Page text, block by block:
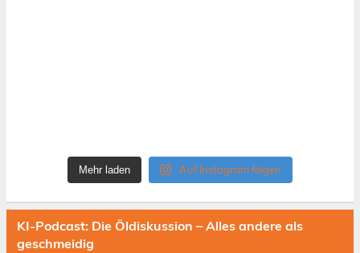
Mehr laden Auf Instagram folgen
KI-Podcast: Die Öldiskussion – Alles andere als
geschmeidig